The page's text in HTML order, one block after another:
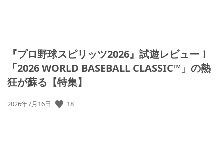
『プロ野球スピリッツ2026』試遊レビュー！
「2026 WORLD BASEBALL CLASSIC™」の熱
狂が蘇る【特集】
公
2026年7月16日 18